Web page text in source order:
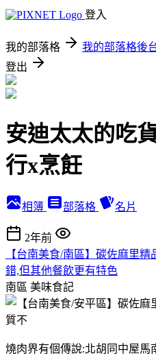
登入
我的部落格 我的部落格後
登出
安迪太太的吃
行x烹飪
相簿 部落格 名片
2年前
【台南美食/南區】碳佐麻里
錯,但其他餐飲更有特色
南區 美味食記
燒肉界有個傳說:北胡同中屋馬